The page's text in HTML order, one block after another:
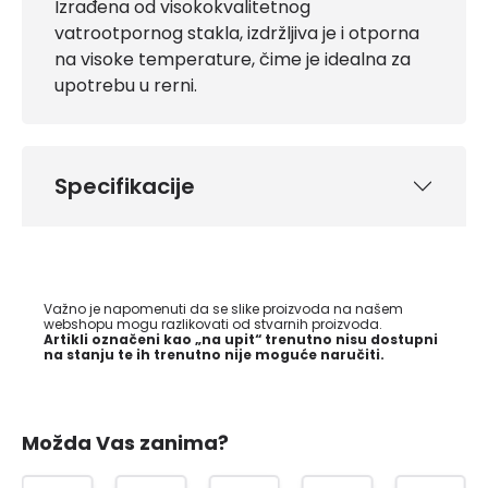
Izrađena od visokokvalitetnog
vatrootpornog stakla, izdržljiva je i otporna
na visoke temperature, čime je idealna za
upotrebu u rerni.
Specifikacije
Važno je napomenuti da se slike proizvoda na našem
webshopu mogu razlikovati od stvarnih proizvoda.
Artikli označeni kao „na upit“ trenutno nisu dostupni
na stanju te ih trenutno nije moguće naručiti.
Možda Vas zanima?